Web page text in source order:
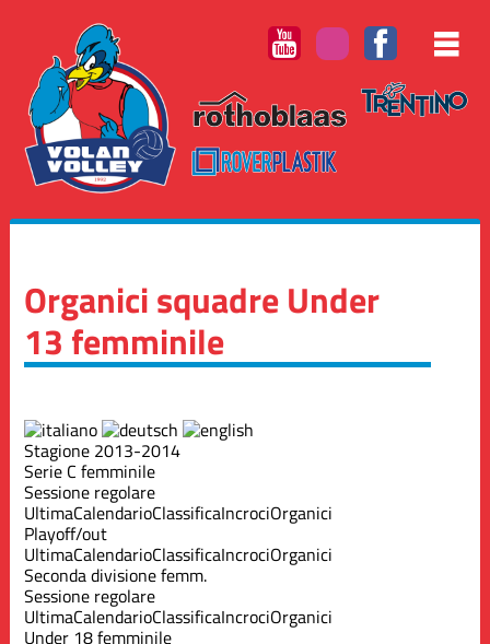
Organici squadre Under
13 femminile
Stagione 2013-2014
Serie C femminile
Sessione regolare
UltimaCalendarioClassificaIncrociOrganici
Playoff/out
UltimaCalendarioClassificaIncrociOrganici
Seconda divisione femm.
Sessione regolare
UltimaCalendarioClassificaIncrociOrganici
Under 18 femminile